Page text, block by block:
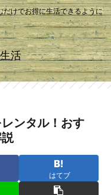
けでお得に生活できるように
活
ンタル！おす
はてブ